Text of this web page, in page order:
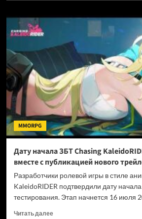
героя
Revival
MMORPG
Дату начала ЗБТ Chasing
вместе с публикацией нового
Разработчики ролевой игры в стиле
KaleidoRIDER подтвердили дату
тестирования. Этап начнется 16 июля
Читать далееПрочитать